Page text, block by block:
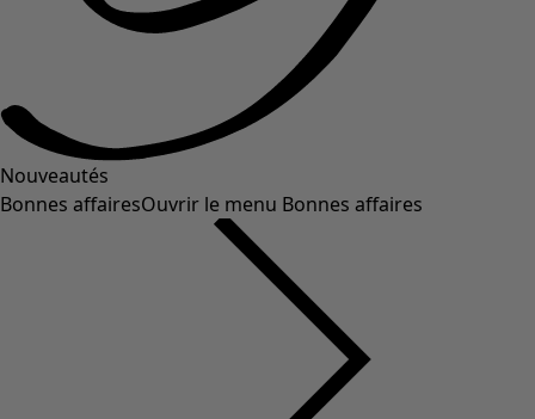
Nouveautés
Bonnes affairesOuvrir le menu Bonnes affaires